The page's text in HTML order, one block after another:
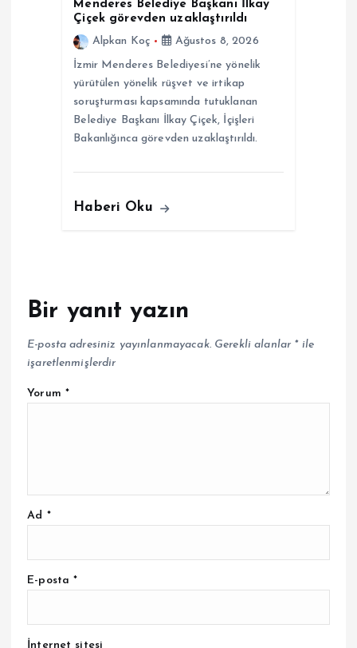
Menderes Belediye Başkanı İlkay
Çiçek görevden uzaklaştırıldı
Alpkan Koç
Ağustos 8, 2026
İzmir Menderes Belediyesi’ne yönelik
yürütülen yönelik rüşvet ve irtikap
soruşturması kapsamında tutuklanan
Belediye Başkanı İlkay Çiçek, İçişleri
Bakanlığınca görevden uzaklaştırıldı.
Haberi Oku
Bir yanıt yazın
E-posta adresiniz yayınlanmayacak. Gerekli alanlar *ile
işaretlenmişlerdir
Yorum *
Ad *
E-posta*
İnternet sitesi